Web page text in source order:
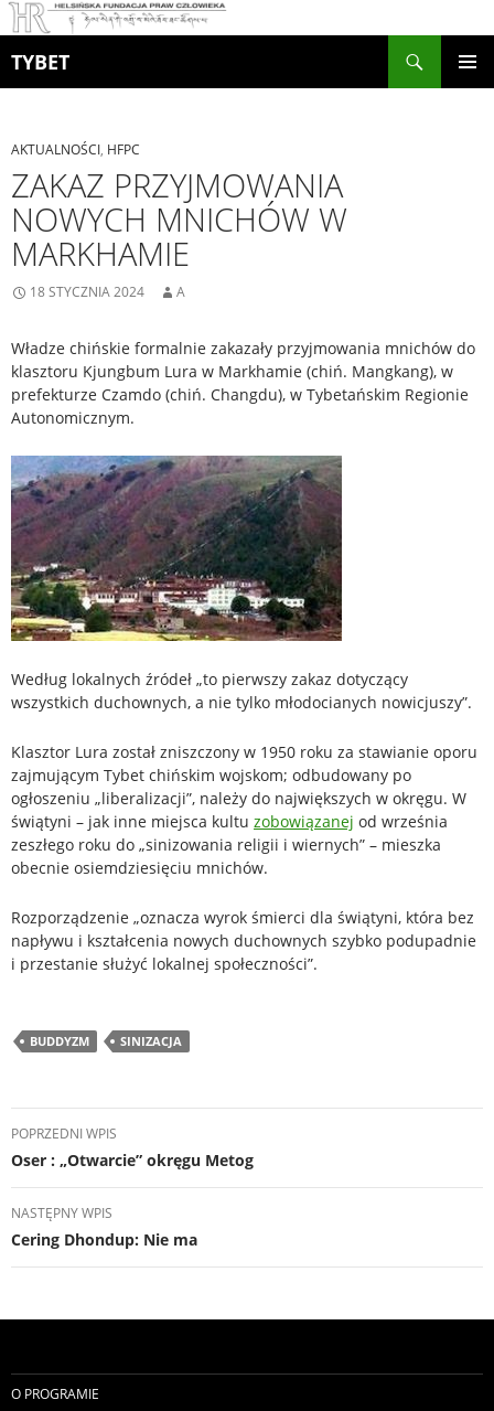
TYBET
AKTUALNOŚCI, HFPC
ZAKAZ PRZYJMOWANIA
NOWYCH MNICHÓW W
MARKHAMIE
18 STYCZNIA 2024 A
Władze chińskie formalnie zakazały przyjmowania mnichów do
klasztoru Kjungbum Lura w Markhamie (chiń. Mangkang), w
prefekturze Czamdo (chiń. Changdu), w Tybetańskim Regionie
Autonomicznym.
Według lokalnych źródeł „to pierwszy zakaz dotyczący
wszystkich duchownych, a nie tylko młodocianych nowicjuszy”.
Klasztor Lura został zniszczony w 1950 roku za stawianie oporu
zajmującym Tybet chińskim wojskom; odbudowany po
ogłoszeniu „liberalizacji”, należy do największych w okręgu. W
świątyni – jak inne miejsca kultu zobowiązanej od września
zeszłego roku do „sinizowania religii i wiernych” – mieszka
obecnie osiemdziesięciu mnichów.
Rozporządzenie „oznacza wyrok śmierci dla świątyni, która bez
napływu i kształcenia nowych duchownych szybko podupadnie
i przestanie służyć lokalnej społeczności”.
BUDDYZM SINIZACJA
Nawigacja
wpisu
POPRZEDNI WPIS
Oser : „Otwarcie” okręgu Metog
NASTĘPNY WPIS
Cering Dhondup: Nie ma
O PROGRAMIE